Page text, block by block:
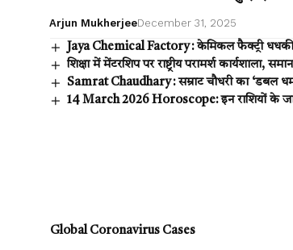
Arjun MukherjeeDecember 31, 2025
Jaya Chemical Factory : केमिकल फैक्ट्री
शिक्षा में मेंटरशिप पर राष्ट्रीय परामर्श कार्यशाला,
Samrat Chaudhary : सम्राट चौधरी का ‘डबल
14 March 2026 Horoscope: इन राशियों के
Global Coronavirus Cases